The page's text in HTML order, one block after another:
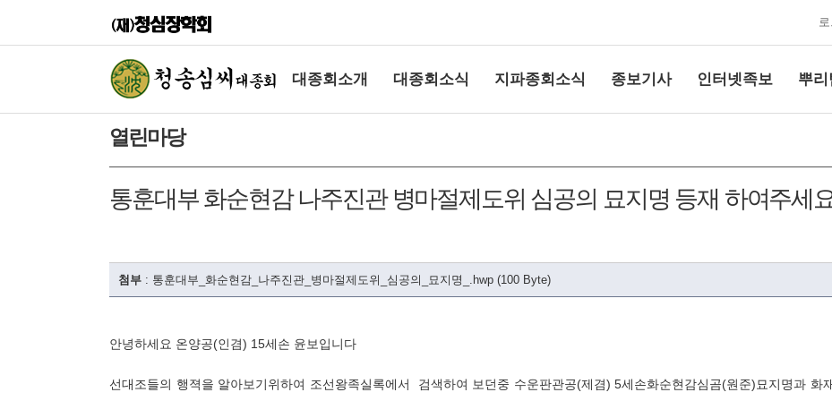
대종회소개 대종회소식 지파종회소식 종보기사 인터넷족보 뿌
열린마당
통훈대부 화순현감 나주진관 병마절제도위 심공의 묘지명 등재 하여주세
첨부 : 통훈대부_화순현감_나주진관_병마절제도위_심공의_묘지명_.hwp (100 Byte)
안녕하세요 온양공(인겸) 15세손 윤보입니다
선대조들의 행젹을 알아보기위하여 조선왕족실록에서 검색하여 보던중 수운판관공(제겸) 5세손화순현감심곰(원준)묘지명과 화